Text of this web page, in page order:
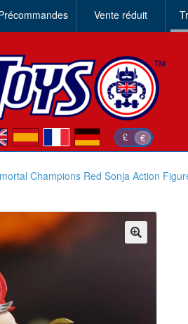
Vente réduit
£ €
es de
Champions Red Sonja Action